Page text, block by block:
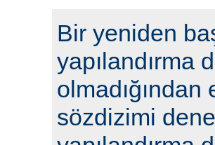
Bir yeniden
yapılandırma
sözdizimi